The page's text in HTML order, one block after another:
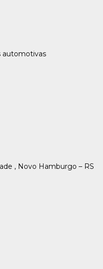
automotivas
, Novo Hamburgo – RS